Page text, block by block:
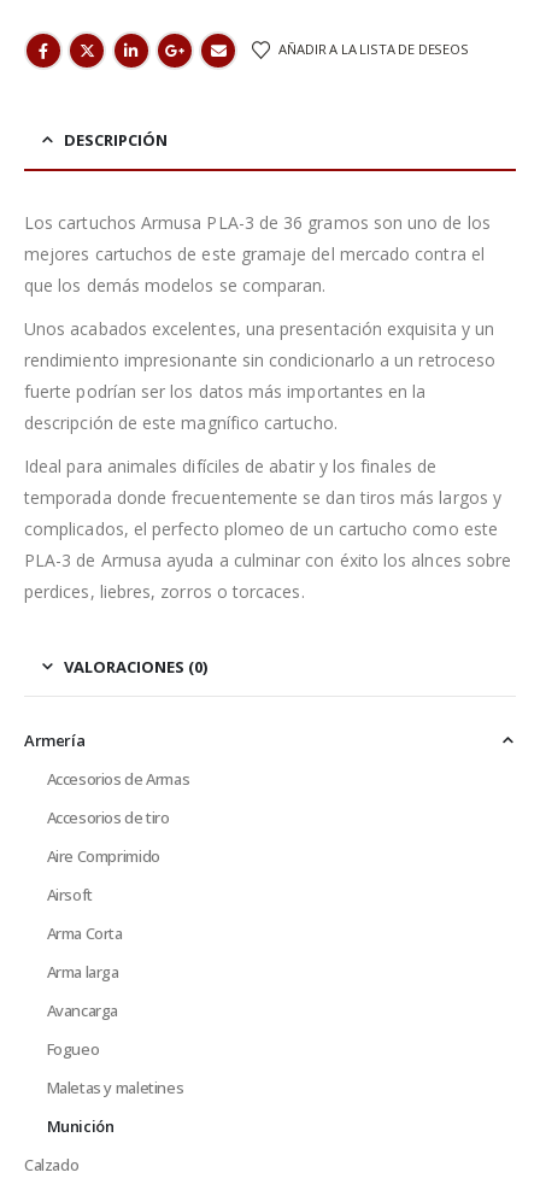
AÑADIR A LA LISTA DE DESEOS
DESCRIPCIÓN
Los cartuchos Armusa PLA-3 de 36 gramos son uno de los
mejores cartuchos de este gramaje del mercado contra el
que los demás modelos se comparan.
Unos acabados excelentes, una presentación exquisita y un
rendimiento impresionante sin condicionarlo a un retroceso
fuerte podrían ser los datos más importantes en la
descripción de este magnífico cartucho.
Ideal para animales difíciles de abatir y los finales de
temporada donde frecuentemente se dan tiros más largos y
complicados, el perfecto plomeo de un cartucho como este
PLA-3 de Armusa ayuda a culminar con éxito los alnces sobre
perdices, liebres, zorros o torcaces.
VALORACIONES (0)
Armería
Accesorios de Armas
Accesorios de tiro
Aire Comprimido
Airsoft
Arma Corta
Arma larga
Avancarga
Fogueo
Maletas y maletines
Munición
Calzado